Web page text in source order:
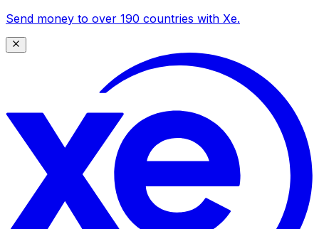
Send money to over 190 countries with Xe.